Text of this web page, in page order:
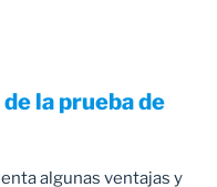
la prueba de
algunas ventajas y